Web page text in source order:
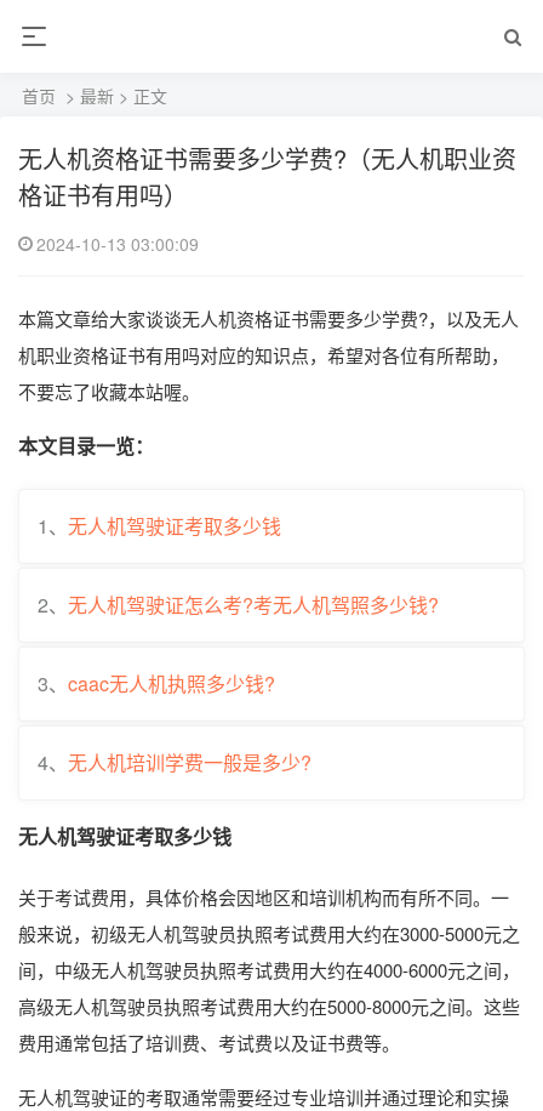
首页 > 最新 > 正文
无人机资格证书需要多少学费?（无人机职业资
格证书有用吗）
2024-10-13 03:00:09
本篇文章给大家谈谈无人机资格证书需要多少学费?，以及无人
机职业资格证书有用吗对应的知识点，希望对各位有所帮助，
不要忘了收藏本站喔。
本文目录一览：
1、 无人机驾驶证考取多少钱
2、 无人机驾驶证怎么考?考无人机驾照多少钱?
3、 caac无人机执照多少钱?
4、 无人机培训学费一般是多少?
无人机驾驶证考取多少钱
关于考试费用，具体价格会因地区和培训机构而有所不同。一
般来说，初级无人机驾驶员执照考试费用大约在3000-5000元之
间，中级无人机驾驶员执照考试费用大约在4000-6000元之间，
高级无人机驾驶员执照考试费用大约在5000-8000元之间。这些
费用通常包括了培训费、考试费以及证书费等。
无人机驾驶证的考取通常需要经过专业培训并通过理论和实操